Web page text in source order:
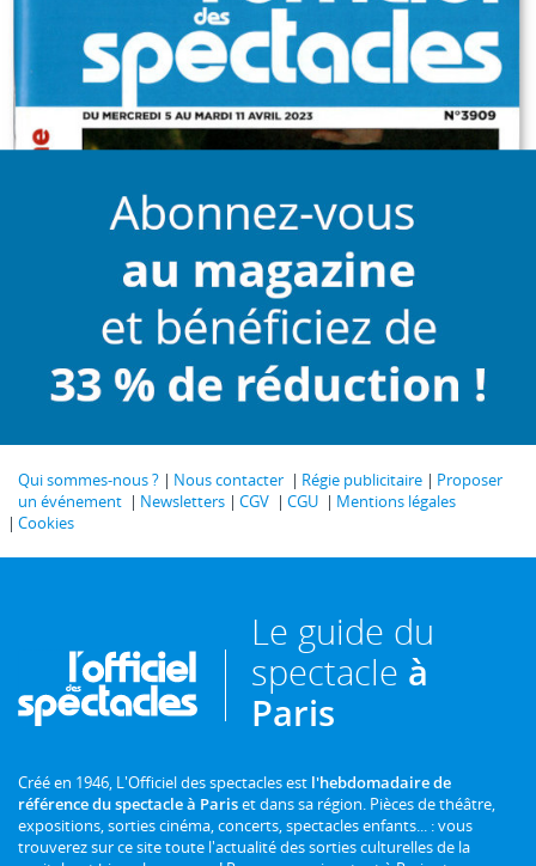
Qui sommes-nous ? Nous contacter Régie publicitaire
Proposer
un événement
Newsletters CGV CGU
Mentions légales
Cookies
Le guide du
spectacle à
Paris
Créé en 1946, L'Officiel des spectacles est l'hebdomadaire de
référence du spectacle à Pariset dans sa région. Pièces de théâtre,
expositions, sorties cinéma, concerts, spectacles enfants... : vous
trouverez sur ce site toute l'actualité des sorties culturelles de la